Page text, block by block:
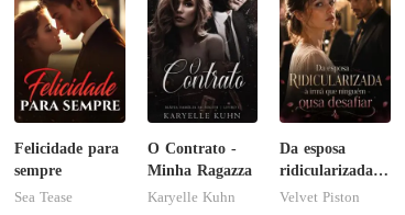
Felicidade para
sempre
Sea Tease
O Contrato -
Minha Ragazza
Karyelle Kuhn
Da esposa
ridicularizada à
irmã que
Velvet Piston